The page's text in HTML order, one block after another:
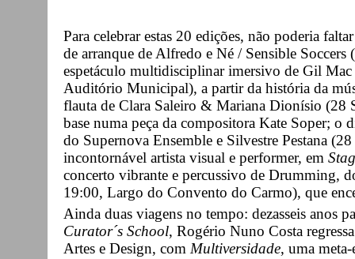
Para celebrar estas 20 edições, não poderia
de arranque de Alfredo e Né / Sensible
espetáculo multidisciplinar imersivo de Gil
Auditório Municipal), a partir da história da
flauta de Clara Saleiro & Mariana Dionísio
base numa peça da compositora Kate Soper; o
do Supernova Ensemble e Silvestre Pestana
incontornável artista visual e performer, em
concerto vibrante e percussivo de Drumming,
19:00, Largo do Convento do Carmo), que
Ainda duas viagens no tempo: dezasseis anos
Curator´s School, Rogério Nuno Costa
Artes e Design, com Multiversidade, uma